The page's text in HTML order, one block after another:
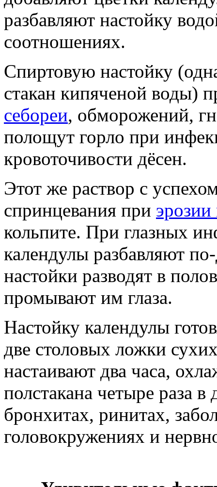
разбавляют настойку
соотношениях.
Спиртовую настойку
стакан кипяченой воды)
себореи, обморожений,
полощут горло при
кровоточивости дёсен.
Этот же раствор с
спринцевания при
кольпите. При глазных
календулы разбавляют
настойки разводят в
промывают им глаза.
Настойку календулы
две столовых ложки
настаивают два часа,
полстакана четыре раза
бронхитах, ринитах,
головокружениях и